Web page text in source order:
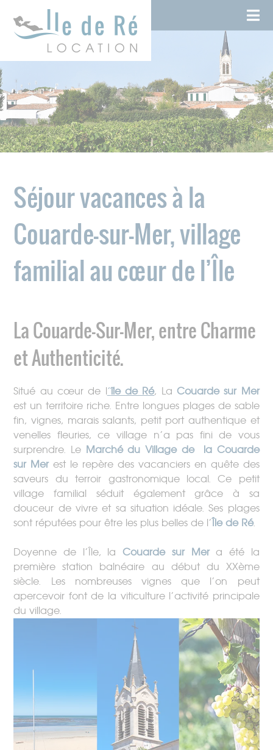
content
Séjour vacances à la
Couarde-sur-Mer, village
familial au cœur de l’Île
La Couarde-Sur-Mer, entre Charme
et Authenticité.
Situé au cœur de l’île de Ré, La Couarde sur Mer
est un territoire riche. Entre longues plages de sable
fin, vignes, marais salants, petit port authentique et
venelles fleuries, ce village n’a pas fini de vous
surprendre. Le Marché du Village de la Couarde
sur Merest le repère des vacanciers en quête des
saveurs du terroir gastronomique local. Ce petit
village familial séduit également grâce à sa
douceur de vivre et sa situation idéale. Ses plages
sont réputées pour être les plus belles de l’Île de Ré.
Doyenne de l’Île, laCouarde sur Mera été la
première station balnéaire au début du XXème
siècle. Les nombreuses vignes que l’on peut
apercevoir font de la viticulture l’activité principale
du village.
Cookies management panel